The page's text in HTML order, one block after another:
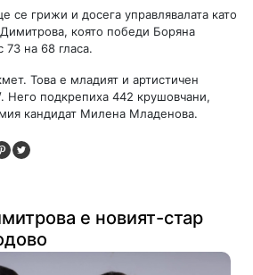
се грижи и досега управлявалата като
която победи Боряна
на 68 гласа.
Това е младият и артистичен
Него подкрепиха 442 крушовчани,
кандидат Милена Младенова.
е новият-стар